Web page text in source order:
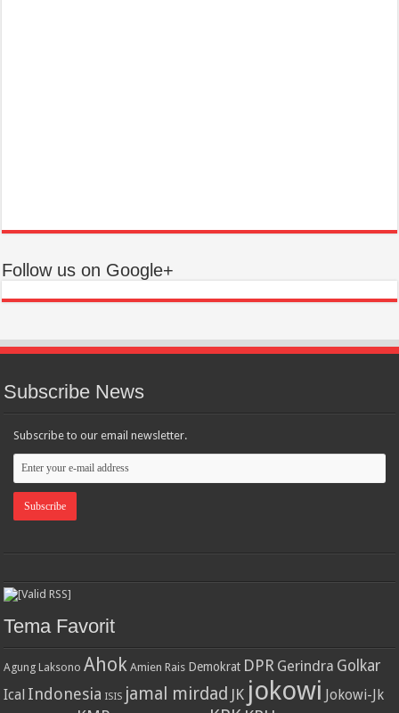
Follow us on Google+
Subscribe News
Subscribe to our email newsletter.
Tema Favorit
Agung Laksono Ahok Amien Rais Demokrat DPR Gerindra Golkar
Ical Indonesia ISIS jamal mirdad JK jokowi Jokowi-Jk